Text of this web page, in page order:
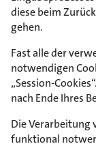
diese beim
gehen.
Fast alle der
notwendigen
„Session-
nach Ende Ihres
Die Verarbeitung
funktional